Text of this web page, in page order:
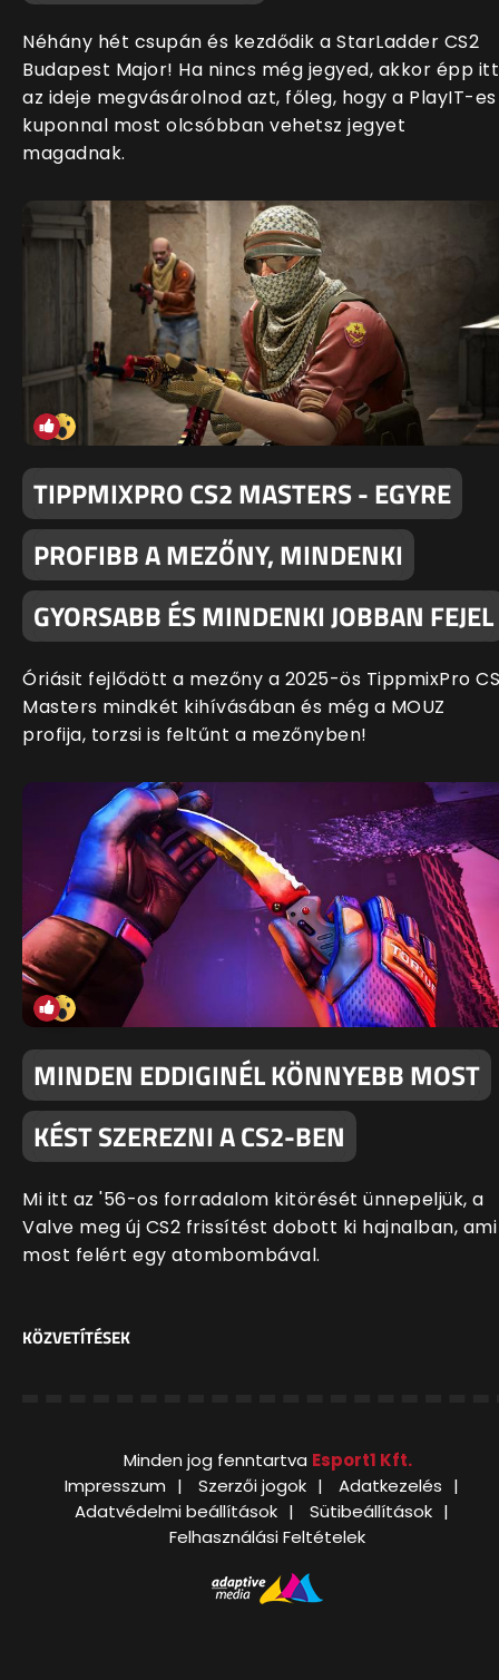
Néhány hét csupán és kezdődik a StarLadder CS2
Budapest Major! Ha nincs még jegyed, akkor épp itt
az ideje megvásárolnod azt, főleg, hogy a PlayIT-es
kuponnal most olcsóbban vehetsz jegyet
magadnak.
TIPPMIXPRO CS2 MASTERS - EGYRE
PROFIBB A MEZŐNY, MINDENKI
GYORSABB ÉS MINDENKI JOBBAN FEJEL
Óriásit fejlődött a mezőny a 2025-ös TippmixPro
Masters mindkét kihívásában és még a MOUZ
profija, torzsi is feltűnt a mezőnyben!
MINDEN EDDIGINÉL KÖNNYEBB MOST
KÉST SZEREZNI A CS2-BEN
Mi itt az '56-os forradalom kitörését ünnepeljük, a
Valve meg új CS2 frissítést dobott ki hajnalban, ami
most felért egy atombombával.
KÖZVETÍTÉSEK
Minden jog fenntartva Esport1 Kft.
Impresszum
Szerzői jogok
Adatkezelés
Adatvédelmi beállítások
Sütibeállítások
Felhasználási Feltételek